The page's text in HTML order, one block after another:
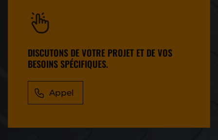
DISCUTONS DE VOTRE PROJET ET DE VOS
BESOINS SPÉCIFIQUES.
Appel